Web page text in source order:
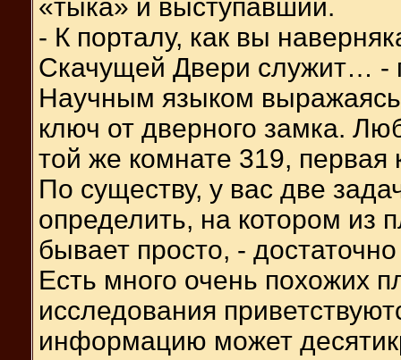
«тыка» и выступавший.
- К порталу, как вы
Скачущей Двери служит… -
Научным языком
ключ от дверного замка.
той же комнате 319, первая
По существу, у вас две
определить, на котором из
бывает просто, -
Есть много очень похожих
исследования
информацию может